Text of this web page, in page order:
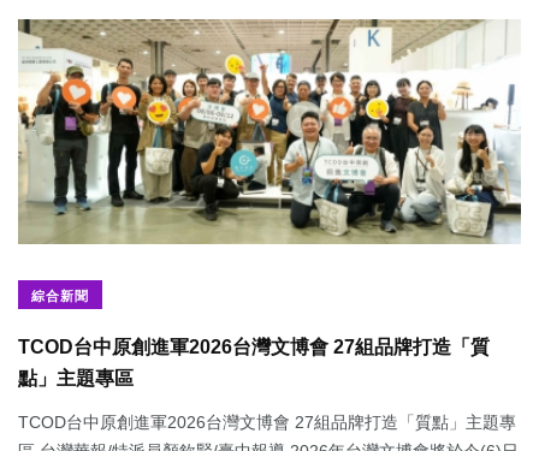
綜合新聞
TCOD台中原創進軍2026台灣文博會 27組品牌打造「質
點」主題專區
TCOD台中原創進軍2026台灣文博會 27組品牌打造「質點」主題專